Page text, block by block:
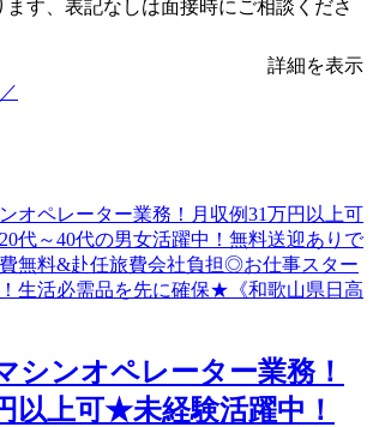
す、表記なしは面接時にご相談くださ
詳細を表示
シンオペレーター業務！
以上可★未経験活躍中！